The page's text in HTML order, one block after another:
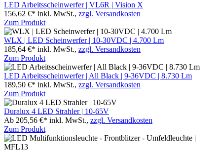
LED Arbeitsscheinwerfer | VL6R | Vision X
156,62 €* inkl. MwSt., zzgl. Versandkosten
Zum Produkt
WLX | LED Scheinwerfer | 10-30VDC | 4.700 Lm
185,64 €* inkl. MwSt., zzgl. Versandkosten
Zum Produkt
LED Arbeitsscheinwerfer | All Black | 9-36VDC | 8.730 Lm
189,50 €* inkl. MwSt., zzgl. Versandkosten
Zum Produkt
Duralux 4 LED Strahler | 10-65V
Ab 205,56 €* inkl. MwSt., zzgl. Versandkosten
Zum Produkt